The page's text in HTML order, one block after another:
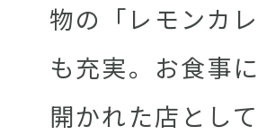
物の「レモンカ
も充実。お食事
開かれた店とし